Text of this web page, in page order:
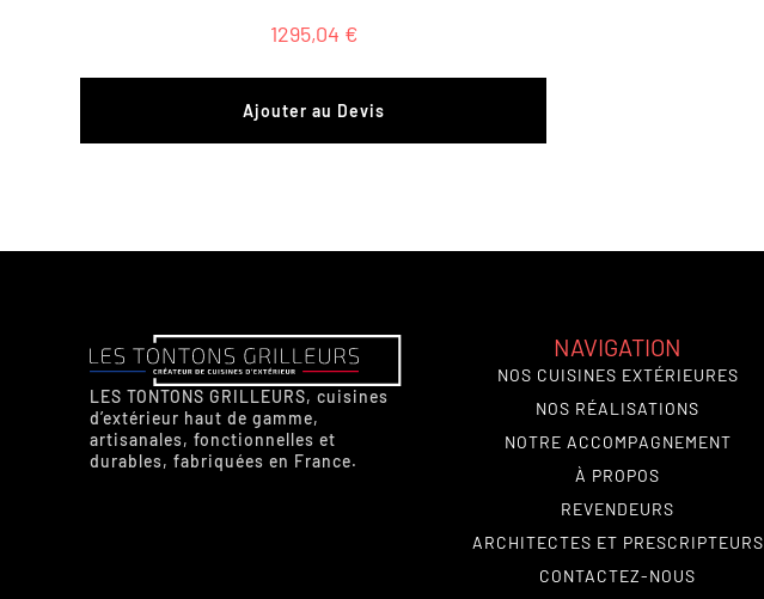
1295,04 €
Ajouter au Devis
LES TONTONS GRILLEURS, cuisines
d’extérieur haut de gamme,
artisanales, fonctionnelles et
durables, fabriquées en France.
NAVIGATION
NOS CUISINES EXTÉRIEURES
NOS RÉALISATIONS
NOTRE ACCOMPAGNEMENT
À PROPOS
REVENDEURS
ARCHITECTES ET PRESCRIPTEURS
CONTACTEZ-NOUS